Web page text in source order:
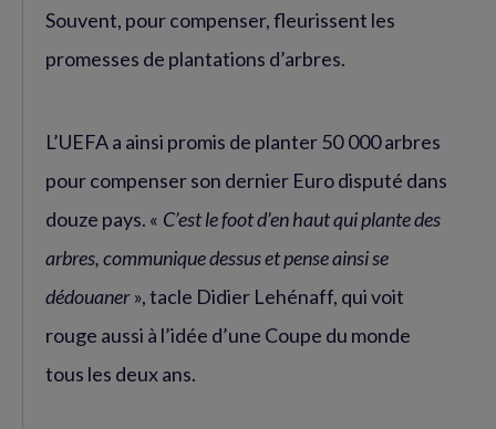
Souvent, pour compenser, fleurissent les
promesses de plantations d’arbres.
L’UEFA a ainsi promis de planter 50 000 arbres
pour compenser son dernier Euro disputé dans
douze pays. « C’est le foot d’en haut qui plante des
arbres, communique dessus et pense ainsi se
dédouaner», tacle Didier Lehénaff, qui voit
rouge aussi à l’idée d’une Coupe du monde
tous les deux ans.